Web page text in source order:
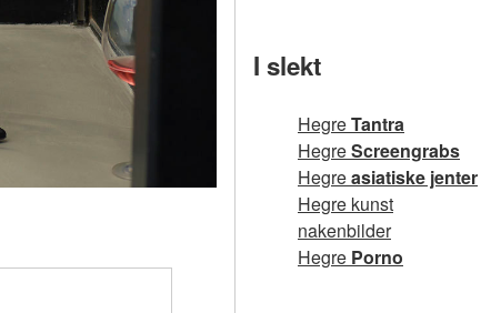
I slekt
HegreTantra
HegreScreengrabs
Hegreasiatiske jenter
Hegre kunst
nakenbilder
Hegre Porno